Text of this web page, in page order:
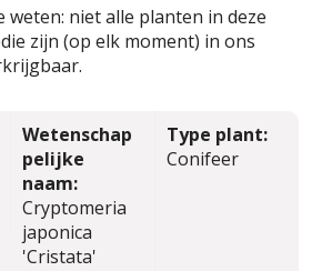
weten: niet alle planten in deze
zijn (op elk moment) in ons
Wetenschap
pelijke
naam:
Cryptomeria
japonica
'Cristata'
Type plant:
Conifeer